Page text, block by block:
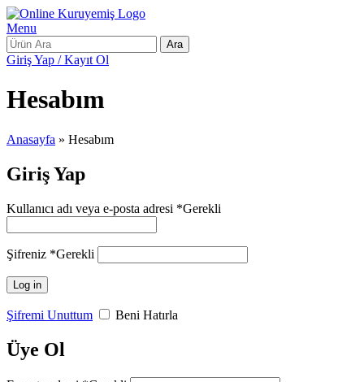
Menu
Ara
Giriş Yap / Kayıt Ol
Hesabım
Anasayfa » Hesabım
Giriş Yap
Kullanıcı adı veya e-posta adresi *Gerekli
Şifreniz *Gerekli
Log in
Şifremi Unuttum Beni Hatırla
Üye Ol